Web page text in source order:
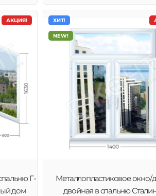
АКЦИЯ!
Г-
дом
ХИТ!
NEW!
Металлопластиковое окно/
двойная в спальню